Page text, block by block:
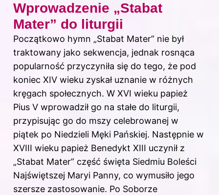
Wprowadzenie „Stabat
Mater” do liturgii
Początkowo hymn „Stabat Mater” nie był
traktowany jako sekwencja, jednak rosnąca
popularność przyczyniła się do tego, że pod
koniec XIV wieku zyskał uznanie w różnych
kręgach społecznych. W XVI wieku papież
Pius V wprowadził go na stałe do liturgii,
przypisując go do mszy celebrowanej w
piątek po Niedzieli Męki Pańskiej. Następnie w
XVIII wieku papież Benedykt XIII uczynił z
„Stabat Mater” część święta Siedmiu Boleści
Najświętszej Maryi Panny, co wymusiło jego
szersze zastosowanie. Po Soborze